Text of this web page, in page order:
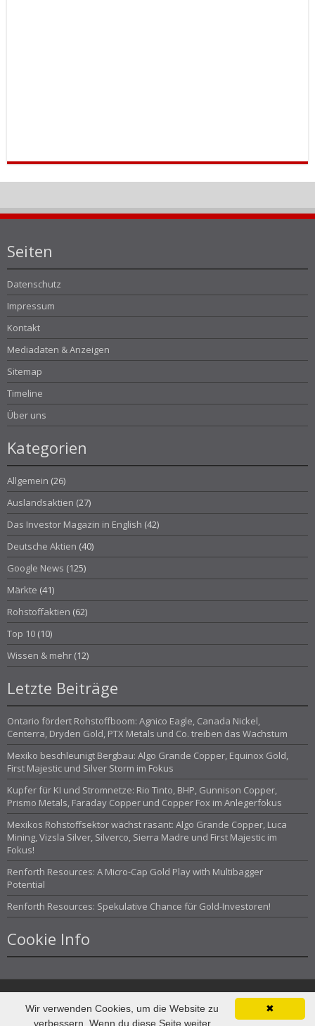
Seiten
Datenschutz
Impressum
Kontakt
Mediadaten & Anzeigen
Sitemap
Timeline
Über uns
Kategorien
Allgemein (26)
Auslandsaktien (27)
Das Investor Magazin in English (42)
Deutsche Aktien (40)
Google News (125)
Märkte (41)
Rohstoffaktien (62)
Top 10 (10)
Wissen & mehr (12)
Letzte Beiträge
Ontario fördert Rohstoffboom: Agnico Eagle, Canada Nickel,
Centerra, Dryden Gold, PTX Metals und Co. treiben das Wachstum
Mexiko beschleunigt Bergbau: Algo Grande Copper, Equinox Gold,
First Majestic und Silver Storm im Fokus
Kupfer für KI und Stromnetze: Rio Tinto, BHP, Gunnison Copper,
Prismo Metals, Faraday Copper und Copper Fox im Anlegerfokus
Mexikos Rohstoffsektor wächst rasant: Algo Grande Copper, Luca
Mining, Vizsla Silver, Silverco, Sierra Madre und First Majestic im
Fokus!
Renforth Resources: A Micro-Cap Gold Play with Multibagger
Potential
Renforth Resources: Spekulative Chance für Gold-Investoren!
Cookie Info
© Investor Magazin 2013
✖
Wir verwenden Cookies, um die Website zu
verbessern. Wenn du diese Seite weiter